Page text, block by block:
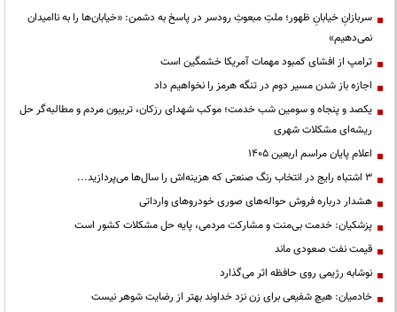
سربازانِ خیابانِ ظهور؛ ملتِ مبعوثِ رودسر در پاسخ به دشمن: «خیابان‌ها را به ناامیدان
نمی‌دهیم»
ترامپ از افشای کمبود مهمات آمریکا خشمگین است
اجازه باز شدن مسیر دوم در تنگه هرمز را نخواهیم داد
یکصد و پنجاه و سومین شب خدمت؛ موکب شهدای رزکان، تریبون مردم و مطالبه‌گر حل
ریشه‌ای مشکلات شهری
اعلام پایان مراسم اربعین ۱۴۰۵
3 اشتباه رایج در انتخاب رنگ صنعتی که هزینه‌اش را سال‌ها می‌پردازید...
هشدار درباره فروش حواله‌های صوری خودروهای وارداتی
پزشکیان: خدمت بی‌منت و مشارکت مردمی، پایه حل مشکلات کشور است
قیمت نفت صعودی ماند
نوشابه رژیمی روی حافظه اثر می‌گذارد
خادمیان: هیچ شفیعی برای زن نزد خداوند بهتر از رضایت شوهر نیست